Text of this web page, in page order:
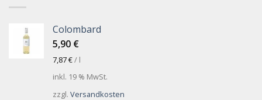
Colombard
5,90 €
7,87€/ l
inkl. 19 % MwSt.
zzgl. Versandkosten